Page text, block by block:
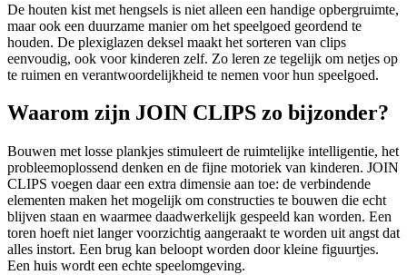
De houten kist met hengsels is niet alleen een handige opbergruimte,
maar ook een duurzame manier om het speelgoed geordend te
houden. De plexiglazen deksel maakt het sorteren van clips
eenvoudig, ook voor kinderen zelf. Zo leren ze tegelijk om netjes op
te ruimen en verantwoordelijkheid te nemen voor hun speelgoed.
Waarom zijn JOIN CLIPS zo bijzonder?
Bouwen met losse plankjes stimuleert de ruimtelijke intelligentie, het
probleemoplossend denken en de fijne motoriek van kinderen. JOIN
CLIPS voegen daar een extra dimensie aan toe: de verbindende
elementen maken het mogelijk om constructies te bouwen die echt
blijven staan en waarmee daadwerkelijk gespeeld kan worden. Een
toren hoeft niet langer voorzichtig aangeraakt te worden uit angst dat
alles instort. Een brug kan beloopt worden door kleine figuurtjes.
Een huis wordt een echte speelomgeving.